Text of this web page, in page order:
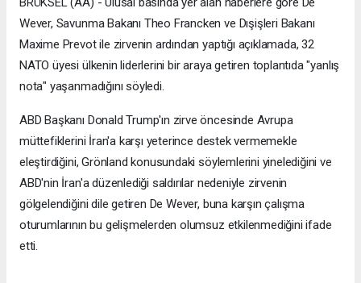
Wever, Savunma Bakanı Theo Francken ve Dışişleri Bakanı
Maxime Prevot ile zirvenin ardından yaptığı açıklamada, 32
NATO üyesi ülkenin liderlerini bir araya getiren toplantıda "yanlış
nota" yaşanmadığını söyledi.
ABD Başkanı Donald Trump'ın zirve öncesinde Avrupa
müttefiklerini İran'a karşı yeterince destek vermemekle
eleştirdiğini, Grönland konusundaki söylemlerini yinelediğini ve
ABD'nin İran'a düzenlediği saldırılar nedeniyle zirvenin
gölgelendiğini dile getiren De Wever, buna karşın çalışma
oturumlarının bu gelişmelerden olumsuz etkilenmediğini ifade
etti.